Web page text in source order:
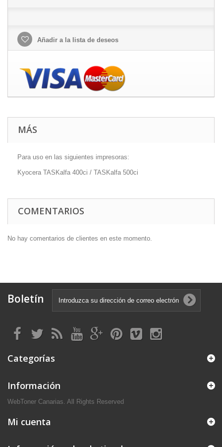
Añadir a la lista de deseos
MÁS
Para uso en las siguientes impresoras:
Kyocera TASKalfa 400ci / TASKalfa 500ci
COMENTARIOS
No hay comentarios de clientes en este momento.
Boletín
Categorías
Información
WebToner Canarias. All Rights Reserved
Mi cuenta